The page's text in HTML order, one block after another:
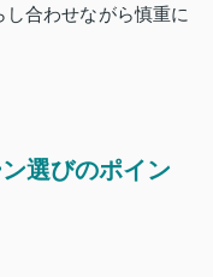
合わせながら慎重に
選びのポイン